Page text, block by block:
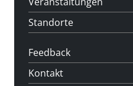
Standorte
Feedback
Kontakt